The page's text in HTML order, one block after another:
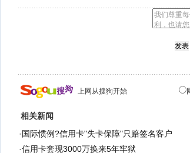
上网从搜狗开始
相关新闻
· 国际惯例?信用卡"失卡保障"只赔签名客户
·信用卡套现3000万换来5年牢狱